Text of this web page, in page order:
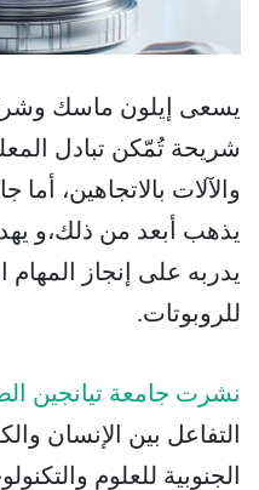
يسعى إيلون ماسك
شريحة تُمّكن تبادل
والآلات بالاتجاهين،
يذهب أبعد من ذلك،و
يدربه على إنجاز
للروبوتات.
نشرت جامعة تيانجين
التفاعل بين الإنسان
الجنوبية للعلوم